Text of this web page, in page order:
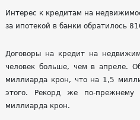
Интерес к кредитам на
за ипотекой в банки обратилось
Договоры на кредит на
человек больше, чем в апреле.
миллиарда крон, что на 1,5
этого. Рекорд же по-
миллиарда крон.